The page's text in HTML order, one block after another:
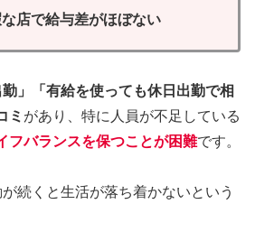
店で給与差がほぼない
勤」「有給を使っても休日出勤で相
ミ があり、特に人員が不足している
フバランスを保つことが困難です。
続くと生活が落ち着かないという